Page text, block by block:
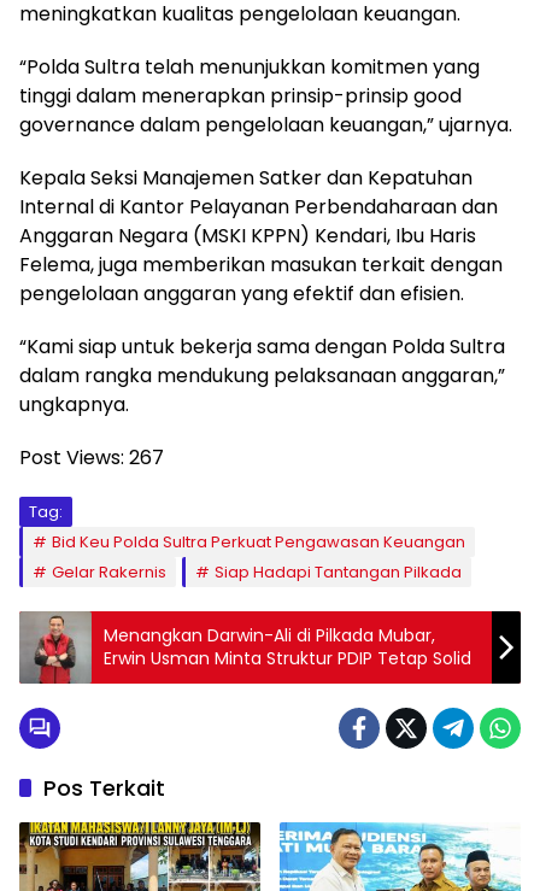
meningkatkan kualitas pengelolaan keuangan.
“Polda Sultra telah menunjukkan komitmen yang
tinggi dalam menerapkan prinsip-prinsip good
governance dalam pengelolaan keuangan,” ujarnya.
Kepala Seksi Manajemen Satker dan Kepatuhan
Internal di Kantor Pelayanan Perbendaharaan dan
Anggaran Negara (MSKI KPPN) Kendari, Ibu Haris
Felema, juga memberikan masukan terkait dengan
pengelolaan anggaran yang efektif dan efisien.
“Kami siap untuk bekerja sama dengan Polda Sultra
dalam rangka mendukung pelaksanaan anggaran,”
ungkapnya.
Post Views: 267
Tag:
Bid Keu Polda Sultra Perkuat Pengawasan Keuangan
Gelar Rakernis
Siap Hadapi Tantangan Pilkada
Menangkan Darwin-Ali di Pilkada Mubar,
Erwin Usman Minta Struktur PDIP Tetap Solid
Pos Terkait